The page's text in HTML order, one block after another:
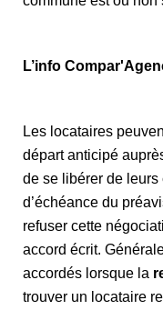
L’info
Les locataires
départ anticipé
de se libérer de
d’échéance du
refuser cette
accord écrit.
accordés lorsque la
trouver un locataire